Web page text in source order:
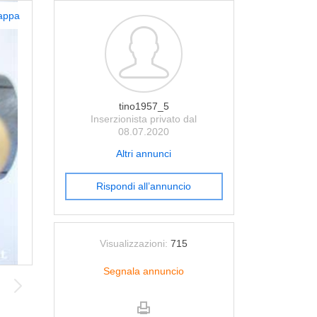
tino1957_5
Inserzionista privato dal
08.07.2020
Altri annunci
Rispondi all’annuncio
Visualizzazioni: 715
Segnala annuncio